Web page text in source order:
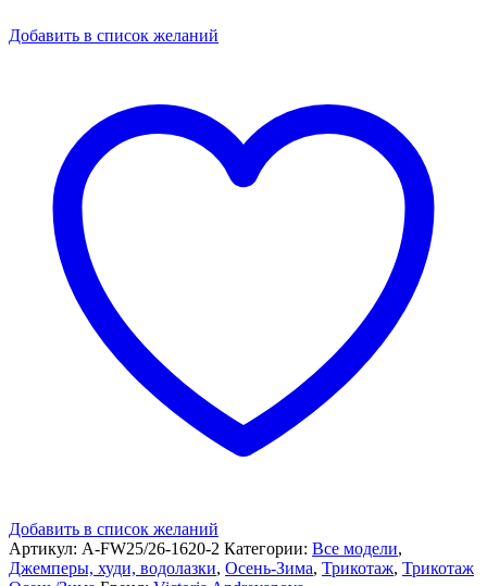
Добавить в список желаний
Добавить в список желаний
Артикул: A-FW25/26-1620-2 Категории: Все модели,
Джемперы, худи, водолазки, Осень-Зима, Трикотаж, Трикотаж